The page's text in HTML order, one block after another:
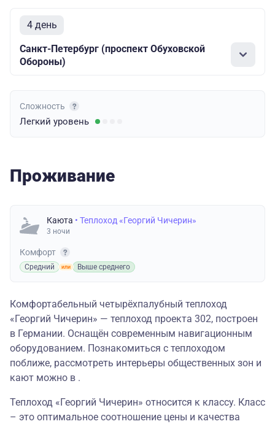
4 день
Санкт-Петербург (проспект Обуховской
Обороны)
Сложность
Легкий уровень
Проживание
Каюта • Теплоход «Георгий Чичерин»
3 ночи
Комфорт
Средний Выше среднего
Комфортабельный четырёхпалубный теплоход
«Георгий Чичерин» — теплоход проекта 302, построен
в Германии. Оснащён современным навигационным
оборудованием. Познакомиться с теплоходом
поближе, рассмотреть интерьеры общественных зон и
кают можно в .
Теплоход «Георгий Чичерин» относится к классу. Класс
– это оптимальное соотношение цены и качества